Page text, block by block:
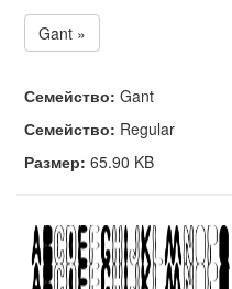
Gant »
Семейство: Gant
Семейство: Regular
Размер: 65.90 KB